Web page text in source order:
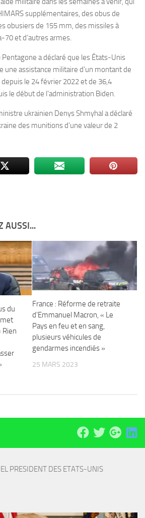
supplémentaires, des obus de
obusiers de 155 mm, des missiles à
70 et d’autres armes.
a déclaré que les États-Unis
une assistance militaire d’un montant de
le 24 février 2022 et de 36,4
le début de l’administration Biden.
ukrainien Denys Shmyhal a déclaré
des munitions d’une valeur de 2
AUSSI...
du
Rien
France : Réforme de retraite
d’Emmanuel Macron, « Le
Pays en feu et en sang,
plusieurs véhicules de
gendarmes incendiés »
25 MARS 2023
PRESIDENT DES ETATS-UNIS